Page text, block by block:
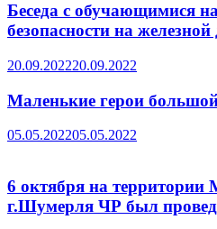
Беседа с обучающимися
безопасности на железной
20.09.202220.09.2022
Маленькие герои
05.05.202205.05.2022
6 октября на
г.Шумерля ЧР был